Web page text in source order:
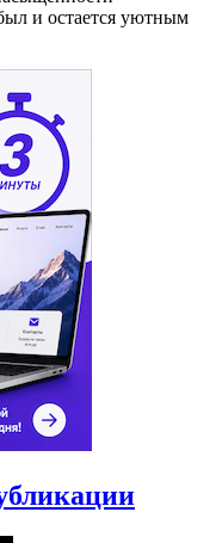
и остается уютным